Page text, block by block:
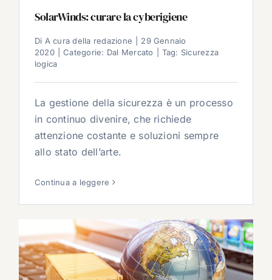
SolarWinds: curare la cyberigiene
Di A cura della redazione
29 Gennaio
2020
Categorie: Dal Mercato Tag: Sicurezza
logica
La gestione della sicurezza è un processo
in continuo divenire, che richiede
attenzione costante e soluzioni sempre
allo stato dell’arte.
Continua a leggere